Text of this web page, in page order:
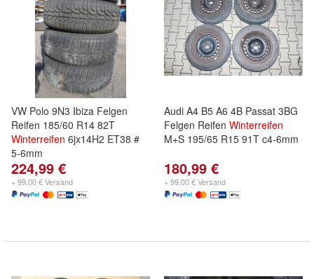
VW Polo 9N3 Ibiza Felgen
Reifen 185/60 R14 82T
Winterreifen 6jx14H2 ET38 #
5-6mm
224,99 €
+ 99,00 € Versand
Audi A4 B5 A6 4B Passat 3BG
Felgen Reifen Winterreifen
M+S 195/65 R15 91T c4-6mm
180,99 €
+ 99,00 € Versand